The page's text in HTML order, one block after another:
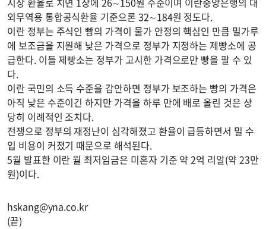
외무역용 통합공식환율 기준으론 32∼184원 정도다.
이란 정부는 주식인 빵의 가격이 물가 안정의 핵심인 만큼 밀가루
에 보조금을 지원해 낮은 가격으로 정부가 지정하는 제빵소에 공
급한다. 이들 제빵소는 정부가 고시한 가격으로만 빵을 팔 수 있
다.
이란 국민의 소득 수준을 감안하면 정부가 보조하는 빵의 가격은
아직 낮은 수준이긴 하지만 가격을 하루 만에 배로 올린 것은 상
당히 이례적인 조치다.
전쟁으로 정부의 재정난이 심각해졌고 환율이 급등하면서 밀 수
입 비용이 커졌기 때문으로 해석된다.
5월 발표한 이란 월 최저임금은 미혼자 기준 약 2억 리알(약 23만
원)이다.
hskang@yna.co.kr
(끝)